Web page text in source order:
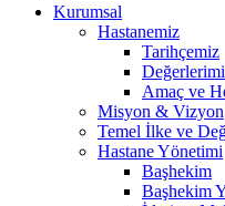
Kurumsal
Hastanemiz
Tarihçemiz
Amaç ve
Misyon & Vizyon
Temel İlke ve
Hastane Yönetimi
Başhekim
Başhekim